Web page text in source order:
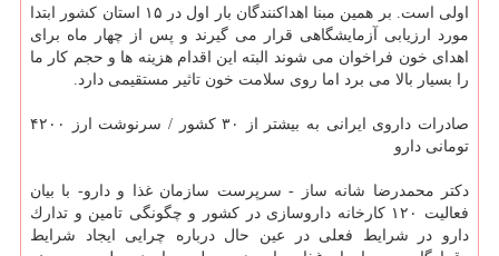
اولی است. بر همین مبنا اهداكنندگان بار اول در ۱۵ استان كشور ابتدا
مورد ارزیابی آزمایشگاهی قرار می گیرند و پس از چهار ماه برای
اهدای خون فراخوان می شوند البته این اقدام هزینه ها و حجم كار ما
را بسیار بالا می برد اما روی سلامت خون تاثیر مستقیمی دارد.
صادرات داروی ایرانی به بیشتر از ۳۰ كشور / سرنوشت ارز ۴۲۰۰
تومانی دارو
دكتر محمدرضا شانه ساز - سرپرست سازمان غذا و دارو- با بیان
فعالیت ۱۲۰ كارخانه داروسازی در كشور و چگونگی تامین و تدارك
دارو در شرایط فعلی در عین حال درباره چرایی ایجاد شرایط